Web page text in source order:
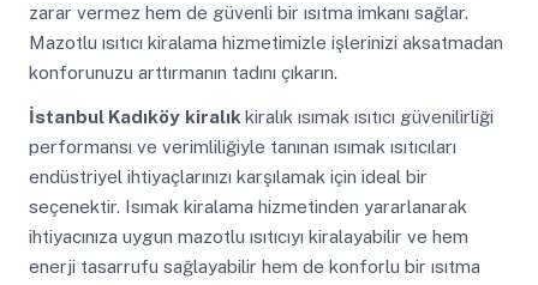
zarar vermez hem de güvenli bir ısıtma imkanı sağlar.
Mazotlu ısıtıcı kiralama hizmetimizle işlerinizi aksatmadan
konforunuzu arttırmanın tadını çıkarın.
İstanbul Kadıköy kiralık kiralık ısımak ısıtıcı güvenilirliği
performansı ve verimliliğiyle tanınan ısımak ısıtıcıları
endüstriyel ihtiyaçlarınızı karşılamak için ideal bir
seçenektir. Isımak kiralama hizmetinden yararlanarak
ihtiyacınıza uygun mazotlu ısıtıcıyı kiralayabilir ve hem
enerji tasarrufu sağlayabilir hem de konforlu bir ısıtma